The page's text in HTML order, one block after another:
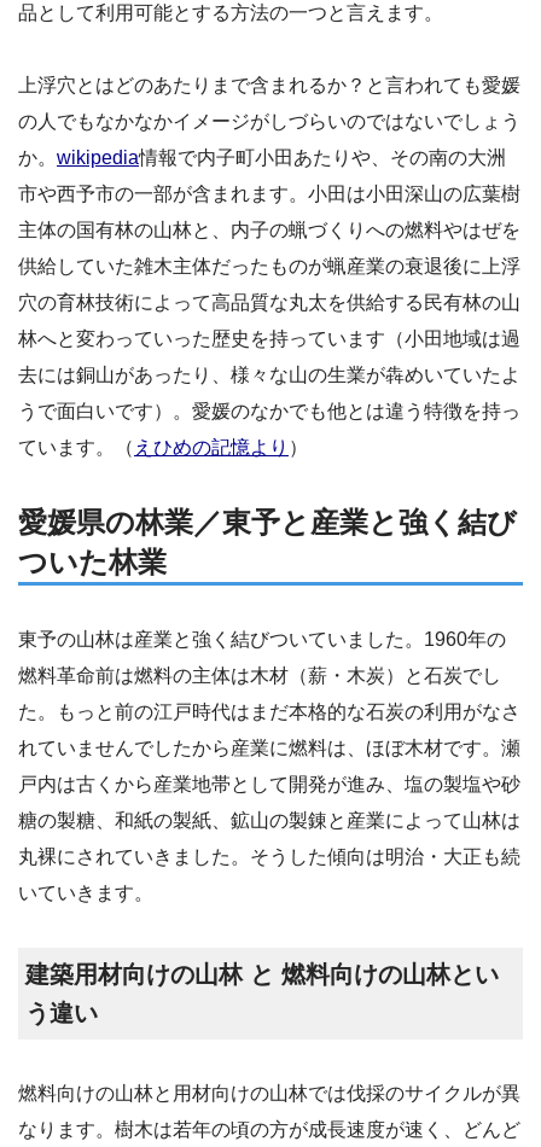
品として利用可能とする方法の一つと言えます。
上浮穴とはどのあたりまで含まれるか？と言われても愛媛
の人でもなかなかイメージがしづらいのではないでしょう
か。 wikipedia情報で内子町小田あたりや、その南の大洲
市や西予市の一部が含まれます。小田は小田深山の広葉樹
主体の国有林の山林と、内子の蝋づくりへの燃料やはぜを
供給していた雑木主体だったものが蝋産業の衰退後に上浮
穴の育林技術によって高品質な丸太を供給する民有林の山
林へと変わっていった歴史を持っています（小田地域は過
去には銅山があったり、様々な山の生業が犇めいていたよ
うで面白いです）。愛媛のなかでも他とは違う特徴を持っ
ています。（ えひめの記憶より ）
愛媛県の林業／東予と産業と強く結び
ついた林業
東予の山林は産業と強く結びついていました。1960年の
燃料革命前は燃料の主体は木材（薪・木炭）と石炭でし
た。もっと前の江戸時代はまだ本格的な石炭の利用がなさ
れていませんでしたから産業に燃料は、ほぼ木材です。瀬
戸内は古くから産業地帯として開発が進み、塩の製塩や砂
糖の製糖、和紙の製紙、鉱山の製錬と産業によって山林は
丸裸にされていきました。そうした傾向は明治・大正も続
いていきます。
建築用材向けの山林 と 燃料向けの山林とい
う違い
燃料向けの山林と用材向けの山林では伐採のサイクルが異
なります。樹木は若年の頃の方が成長速度が速く、どんど